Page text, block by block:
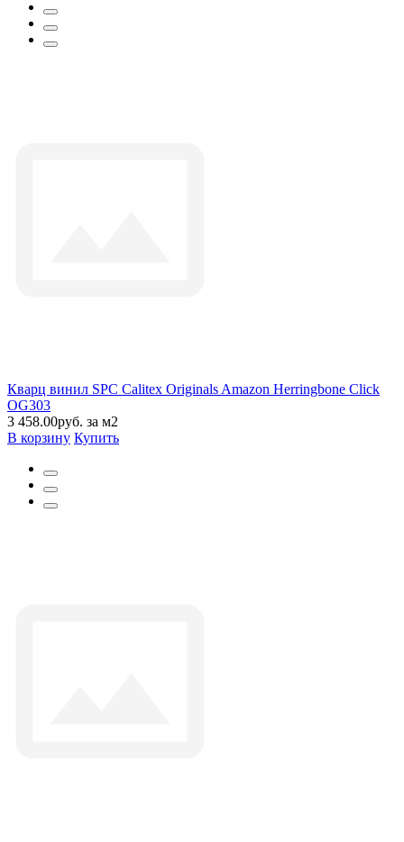
Кварц винил SPC Calitex Originals Amazon Herringbone Click
OG303
3 458.00руб. за м2
В корзину Купить